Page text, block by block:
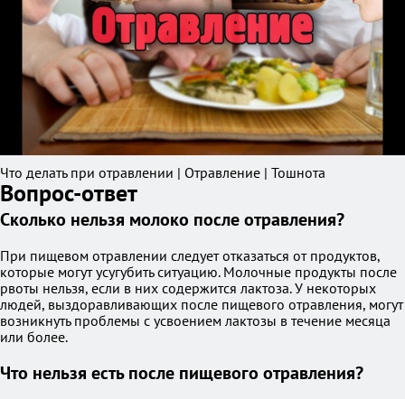
Что делать при отравлении | Отравление | Тошнота
Вопрос-ответ
Сколько нельзя молоко после отравления?
При пищевом отравлении следует отказаться от продуктов,
которые могут усугубить ситуацию. Молочные продукты после
рвоты нельзя, если в них содержится лактоза. У некоторых
людей, выздоравливающих после пищевого отравления, могут
возникнуть проблемы с усвоением лактозы в течение месяца
или более.
Что нельзя есть после пищевого отравления?